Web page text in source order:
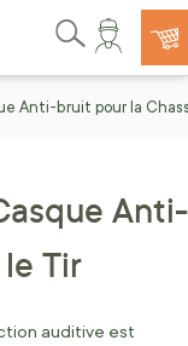
Rechercher
Anti-bruit pour la
Anti-
Tir
auditive est